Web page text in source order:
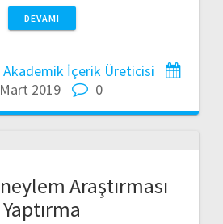
DEVAMI
İçerik Üreticisi
2019
0
Araştırması
Yaptırma